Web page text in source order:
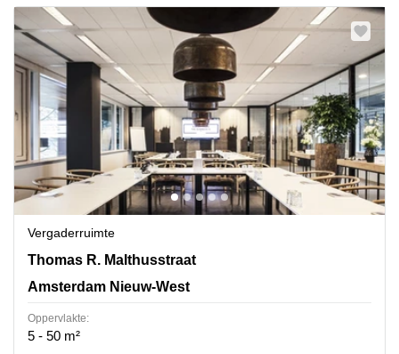
Vergaderruimte
Thomas R. Malthusstraat 1-3, Amsterdam Nieuw-West
Thomas R. Malthusstraat
Amsterdam Nieuw-West
Oppervlakte:
5 - 50 m²